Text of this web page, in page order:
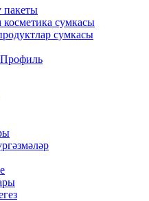
пакеты
сумкасы
сумкасы
Профиль